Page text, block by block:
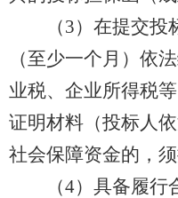
（3）在提交投
（至少一个月）依
业税、企业所得税
证明材料（投标人
社会保障资金的，
（4）具备履行